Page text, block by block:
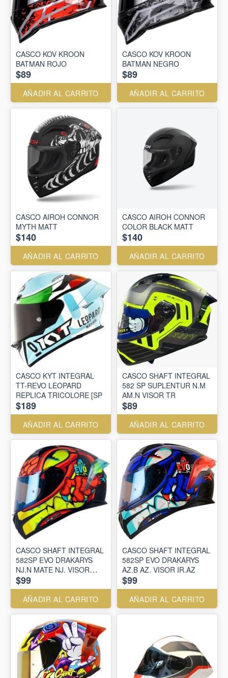
CASCO KOV KROON
BATMAN ROJO
$89
AÑADIR AL CARRITO
CASCO KOV KROON
BATMAN NEGRO
$89
AÑADIR AL CARRITO
CASCO AIROH CONNOR
MYTH MATT
$140
AÑADIR AL CARRITO
CASCO AIROH CONNOR
COLOR BLACK MATT
$140
AÑADIR AL CARRITO
CASCO KYT INTEGRAL
TT-REVO LEOPARD
REPLICA TRICOLORE [SP
$189
AÑADIR AL CARRITO
CASCO SHAFT INTEGRAL
582 SP SUPLENTUR N.M
AM.N VISOR TR
$89
AÑADIR AL CARRITO
CASCO SHAFT INTEGRAL
582SP EVO DRAKARYS
NJ.N MATE NJ. VISOR
IR.AZ
$99
AÑADIR AL CARRITO
CASCO SHAFT INTEGRAL
582SP EVO DRAKARYS
AZ.B AZ. VISOR IR.AZ
$99
AÑADIR AL CARRITO